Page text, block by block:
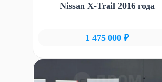
Nissan X-Trail 2016 года
1 475 000 ₽